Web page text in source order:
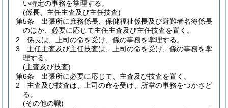
い特定の事務を掌理する。
(係長、主任主査及び主任技査)
第5条
出張所に庶務係長、保健福祉係長及び避難者名簿係長
のほか、必要に応じて主任主査及び主任技査を置く。
2
係長は、上司の命を受け、係の事務を掌理する。
3
主任主査及び主任技査は、上司の命を受け、係の事務を掌
理する。
(主査及び技査)
第6条
出張所に必要に応じて、主査及び技査を置く。
2
主査及び技査は、上司の命を受け、所掌の事務をつかさど
る。
(その他の職)